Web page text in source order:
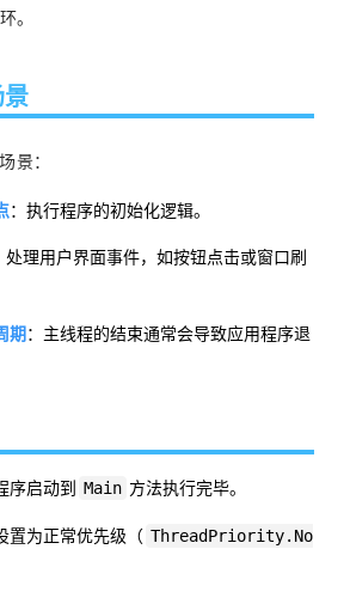
。
景：
：执行程序的初始化逻辑。
处理用户界面事件，如按钮点击或窗口刷
期：主线程的结束通常会导致应用程序退
序启动到 Main 方法执行完毕。
置为正常优先级（ ThreadPriority.No